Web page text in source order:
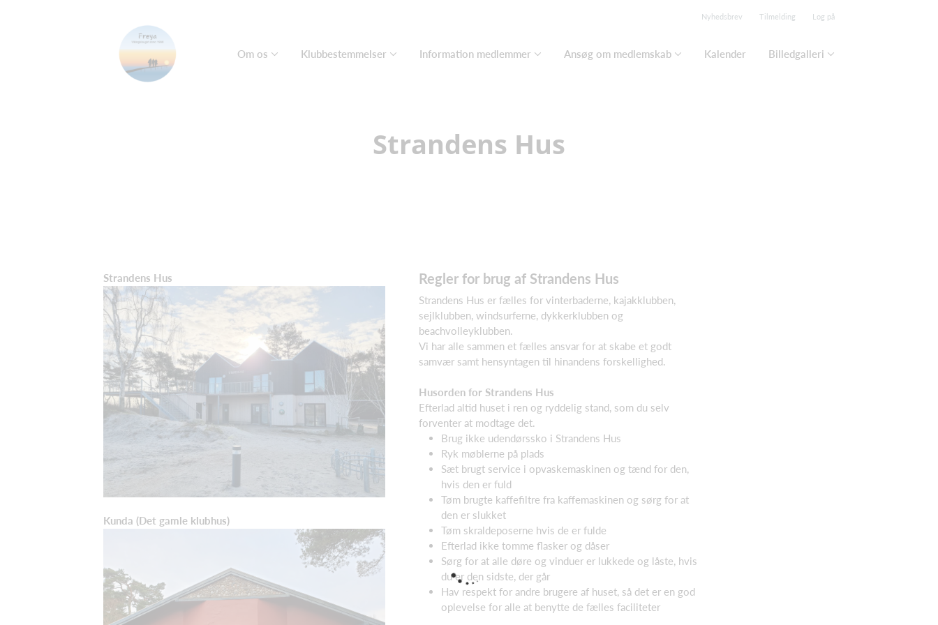
Nyhedsbrev Tilmelding Log på
Om os Klubbestemmelser Information medlemmer Ansøg om medlemskab Kalender Billedgalleri
Strandens Hus
Strandens Hus
Kunda (Det gamle klubhus)
Regler for brug af Strandens Hus
Strandens Hus er fælles for vinterbaderne, kajakklubben,
sejlklubben, windsurferne, dykkerklubben og
beachvolleyklubben.
Vi har alle sammen et fælles ansvar for at skabe et godt
samvær samt hensyntagen til hinandens forskellighed.
Husorden for Strandens Hus
Efterlad altid huset i ren og ryddelig stand, som du selv
forventer at modtage det.
Brug ikke udendørssko i Strandens Hus
Ryk møblerne på plads
Sæt brugt service i opvaskemaskinen og tænd for den,
hvis den er fuld
Tøm brugte kaffefiltre fra kaffemaskinen og sørg for at
den er slukket
Tøm skraldeposerne hvis de er fulde
Efterlad ikke tomme flasker og dåser
Sørg for at alle døre og vinduer er lukkede og låste, hvis
du er den sidste, der går
Hav respekt for andre brugere af huset, så det er en god
oplevelse for alle at benytte de fælles faciliteter